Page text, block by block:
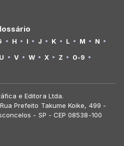
H I J K L M
N
U V W X Z 0-9
e Editora Ltda.
Prefeito Takume Koike, 499 -
- SP - CEP 08538-100